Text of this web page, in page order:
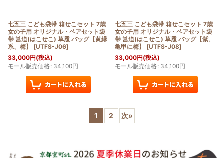
七五三 こども袋帯 箱せこセット 7歳
女の子用 オリジナル・ペアセット袋
帯 筥迫(はこせこ) 草履 バッグ【黄緑
系、梅】
[UTFS-J06]
33,000円(税込)
モール販売価格: 34,100円
七五三 こども袋帯 箱せこセット 7歳
女の子用 オリジナル・ペアセット袋
帯 筥迫(はこせこ) 草履 バッグ【紫、
亀甲に梅】
[UTFS-J08]
33,000円(税込)
モール販売価格: 34,100円
1 2 次»